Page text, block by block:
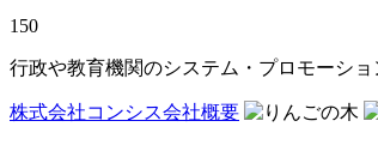
150
行政や教育機関のシステム・プロモーシ
株式会社コンシス会社概要